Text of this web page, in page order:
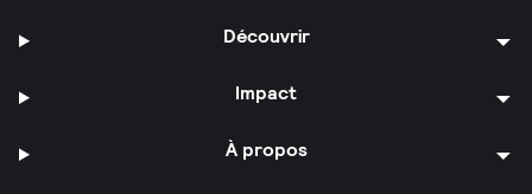
Découvrir
Impact
À propos